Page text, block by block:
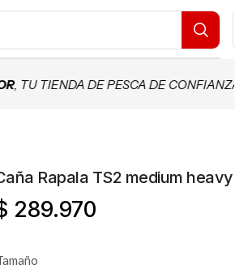
TU TIENDA DE PESCA DE CONFIANZA
Rapala TS2 medium
289.970